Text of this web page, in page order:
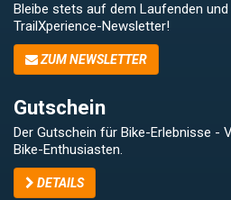
Bleibe stets auf dem Laufenden und
TrailXperience-Newsletter!
ZUM NEWSLETTER
Gutschein
Der Gutschein für Bike-Erlebnisse
Bike-Enthusiasten.
DETAILS